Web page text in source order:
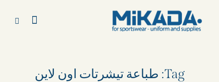
Tag: طباعة تيشرتات اون لاين